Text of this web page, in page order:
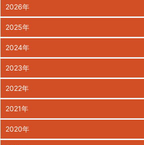
2026年
2025年
2024年
2023年
2022年
2021年
2020年